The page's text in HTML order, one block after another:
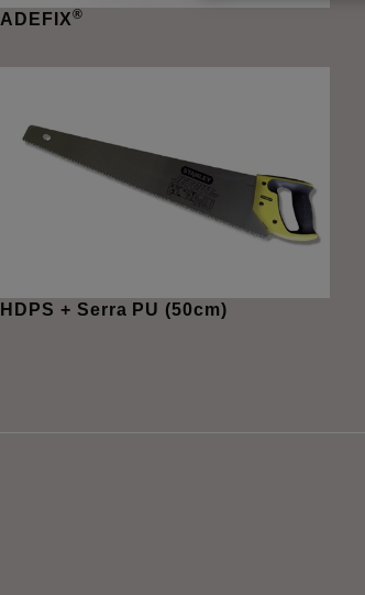
ADEFIX®
HDPS + Serra PU (50cm)